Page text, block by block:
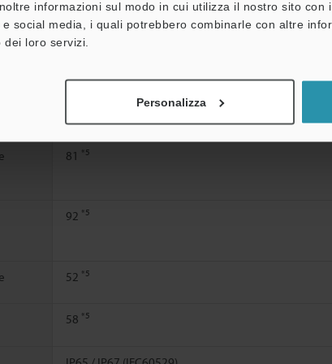
informazioni sul modo in cui utilizza il nostro sito con
social media, i quali potrebbero combinarle con altre
loro servizi.
Personalizza
63,2 *3
24 Vc.c. -20/+25% 10% ripple (P-P) o meno, classe 2
81 *5
92 *5
52 *5
58 *5